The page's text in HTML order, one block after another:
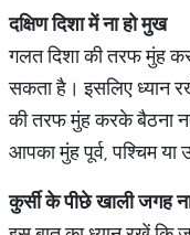
दक्षिण दिशा में ना हो मुख
गलत दिशा की तरफ मुंह
सकता है। इसलिए ध्यान
की तरफ मुंह करके बैठना
आपका मुंह पूर्व, पश्चिम या
कुर्सी के पीछे खाली जगह